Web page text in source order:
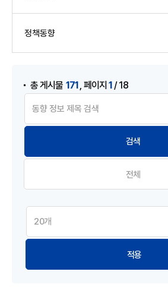
정책동향
총 게시물 171 ,페이지1/ 18
전체
적용